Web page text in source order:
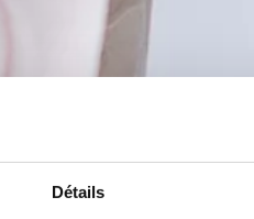
Détails